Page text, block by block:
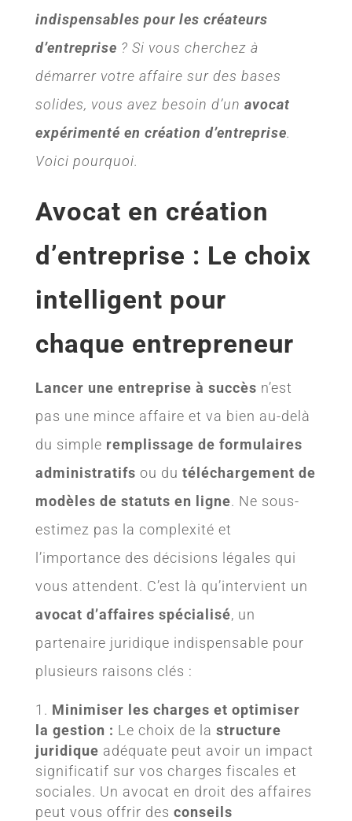
indispensables pour les créateurs
d’entreprise ? Si vous cherchez à
démarrer votre affaire sur des bases
solides, vous avez besoin d’un avocat
expérimenté en création d’entreprise.
Voici pourquoi.
Avocat en création
d’entreprise : Le choix
intelligent pour
chaque entrepreneur
Lancer une entreprise à succès n’est
pas une mince affaire et va bien au-delà
du simple remplissage de formulaires
administratifs ou du téléchargement de
modèles de statuts en ligne. Ne sous-
estimez pas la complexité et
l’importance des décisions légales qui
vous attendent. C’est là qu’intervient un
avocat d’affaires spécialisé, un
partenaire juridique indispensable pour
plusieurs raisons clés :
Minimiser les charges et optimiser
la gestion : Le choix de la structure
juridique adéquate peut avoir un impact
significatif sur vos charges fiscales et
sociales. Un avocat en droit des affaires
peut vous offrir des conseils